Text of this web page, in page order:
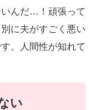
んだ…！頑張って
に夫がすごく悪い
。人間性が知れて
い